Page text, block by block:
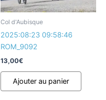
Col d'Aubisque
2025:08:23 09:58:46
ROM_9092
13,00€
Ajouter au panier